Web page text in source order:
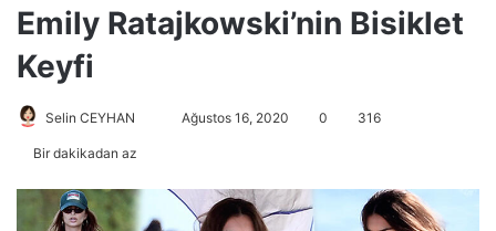
Emily Ratajkowski’nin Bisiklet
Keyfi
Selin CEYHAN
-
Ağustos 16, 2020 0 316
Bir dakikadan az